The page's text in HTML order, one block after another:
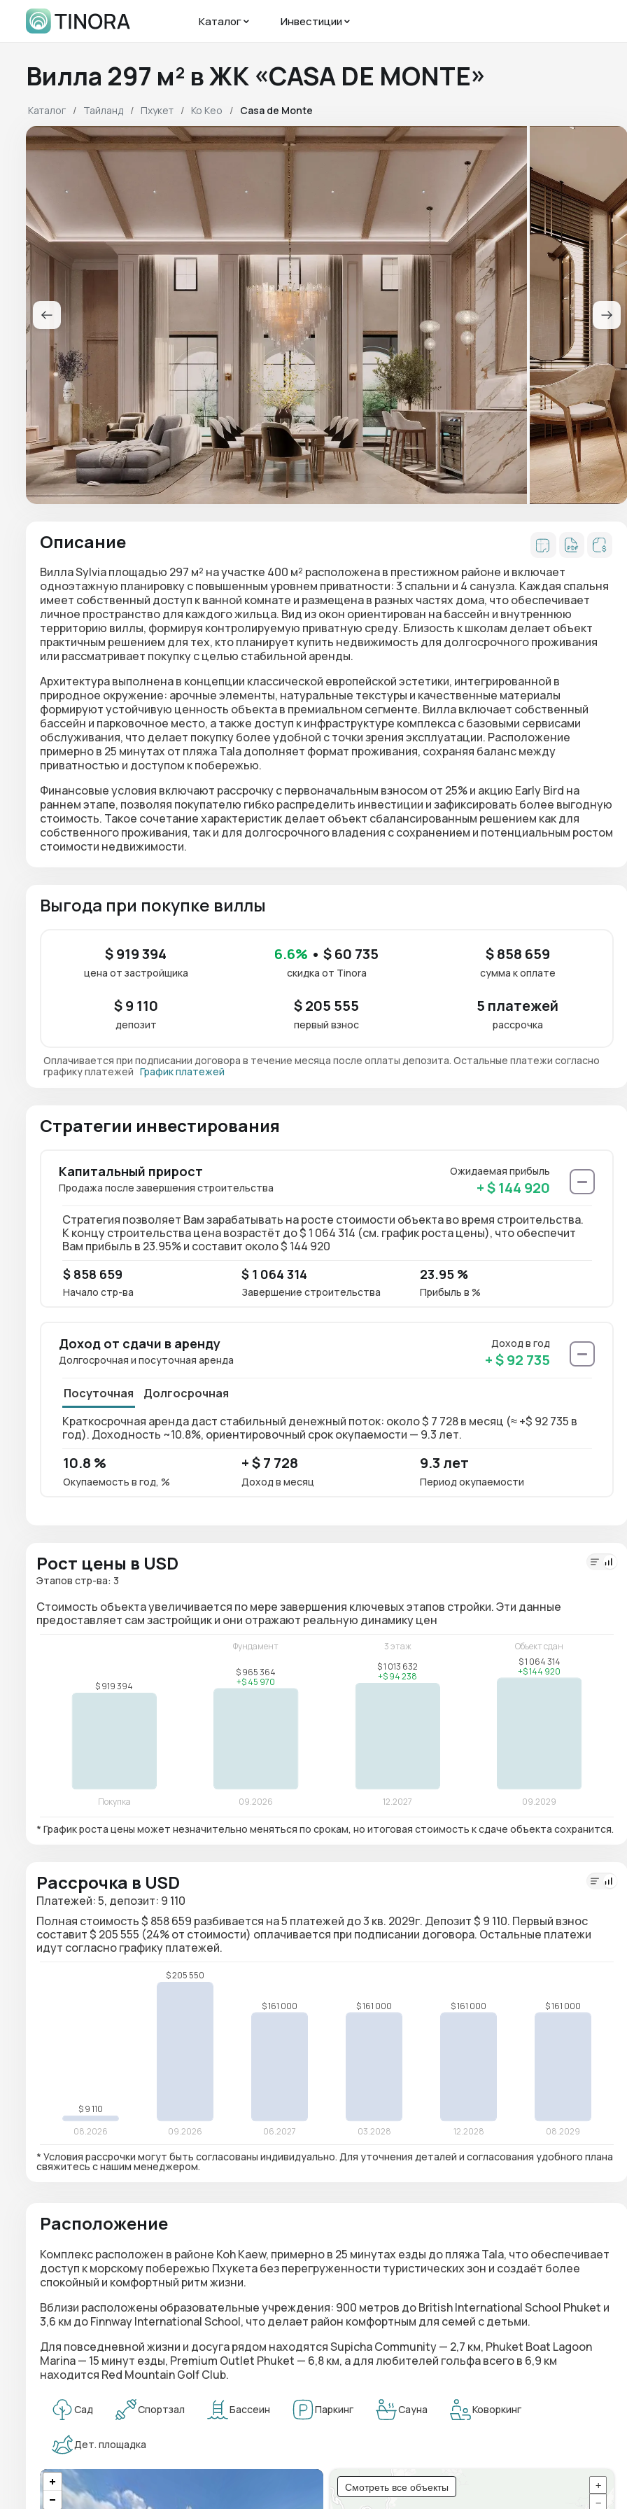
Каталог Инвестиции
Вилла 297 м² в ЖК «CASA DE MONTE»
Каталог Тайланд Пхукет Ко Кео Casa de Monte
Описание
Вилла Sylvia площадью 297 м² на участке 400 м² расположена в престижном районе и включает
одноэтажную планировку с повышенным уровнем приватности: 3 спальни и 4 санузла. Каждая спальня
имеет собственный доступ к ванной комнате и размещена в разных частях дома, что обеспечивает
личное пространство для каждого жильца. Вид из окон ориентирован на бассейн и внутреннюю
территорию виллы, формируя контролируемую приватную среду. Близость к школам делает объект
практичным решением для тех, кто планирует купить недвижимость для долгосрочного проживания
или рассматривает покупку с целью стабильной аренды.
Архитектура выполнена в концепции классической европейской эстетики, интегрированной в
природное окружение: арочные элементы, натуральные текстуры и качественные материалы
формируют устойчивую ценность объекта в премиальном сегменте. Вилла включает собственный
бассейн и парковочное место, а также доступ к инфраструктуре комплекса с базовыми сервисами
обслуживания, что делает покупку более удобной с точки зрения эксплуатации. Расположение
примерно в 25 минутах от пляжа Tala дополняет формат проживания, сохраняя баланс между
приватностью и доступом к побережью.
Финансовые условия включают рассрочку с первоначальным взносом от 25% и акцию Early Bird на
раннем этапе, позволяя покупателю гибко распределить инвестиции и зафиксировать более выгодную
стоимость. Такое сочетание характеристик делает объект сбалансированным решением как для
собственного проживания, так и для долгосрочного владения с сохранением и потенциальным ростом
стоимости недвижимости.
Выгода при покупке виллы
$ 919 394
цена от застройщика
6.6% • $ 60 735
скидка от Tinora
$ 858 659
сумма к оплате
$ 9 110
депозит
$ 205 555
первый взнос
5 платежей
рассрочка
Оплачивается при подписании договора в течение месяца после оплаты депозита. Остальные платежи согласно
графику платежей График платежей
Стратегии инвестирования
Капитальный прирост
Ожидаемая прибыль
Продажа после завершения строительства
+ $ 144 920
Стратегия позволяет Вам зарабатывать на росте стоимости объекта во время строительства.
К концу строительства цена возрастёт до $ 1 064 314 (см. график роста цены), что обеспечит
Вам прибыль в 23.95% и составит около $ 144 920
$ 858 659
Начало стр-ва
$ 1 064 314
Завершение строительства
23.95 %
Прибыль в %
Доход от сдачи в аренду
Доход в год
Долгосрочная и посуточная аренда
+ $ 92 735
Посуточная
Долгосрочная
Краткосрочная аренда даст стабильный денежный поток: около $ 7 728 в месяц (≈ +$ 92 735 в
год). Доходность ~10.8%, ориентировочный срок окупаемости — 9.3 лет.
10.8 %
Окупаемость в год, %
+ $ 7 728
Доход в месяц
9.3 лет
Период окупаемости
Рост цены в USD
Этапов стр-ва: 3
Стоимость объекта увеличивается по мере завершения ключевых этапов стройки. Эти данные
предоставляет сам застройщик и они отражают реальную динамику цен
* График роста цены может незначительно меняться по срокам, но итоговая стоимость к сдаче объекта сохранится.
Рассрочка в USD
Платежей: 5, депозит: 9 110
Полная стоимость $ 858 659 разбивается на 5 платежей до 3 кв. 2029г. Депозит $ 9 110. Первый взнос
составит $ 205 555 (24% от стоимости) оплачивается при подписании договора. Остальные платежи
идут согласно графику платежей.
* Условия рассрочки могут быть согласованы индивидуально. Для уточнения деталей и согласования удобного плана
свяжитесь с нашим менеджером.
Расположение
Комплекс расположен в районе Koh Kaew, примерно в 25 минутах езды до пляжа Tala, что обеспечивает
доступ к морскому побережью Пхукета без перегруженности туристических зон и создаёт более
спокойный и комфортный ритм жизни.
Вблизи расположены образовательные учреждения: 900 метров до British International School Phuket и
3,6 км до Finnway International School, что делает район комфортным для семей с детьми.
Для повседневной жизни и досуга рядом находятся Supicha Community — 2,7 км, Phuket Boat Lagoon
Marina — 15 минут езды, Premium Outlet Phuket — 6,8 км, а для любителей гольфа всего в 6,9 км
находится Red Mountain Golf Club.
Сад Спортзал Бассеин Паркинг Сауна Коворкинг
Дет. площадка
Смотреть все объекты
+
−